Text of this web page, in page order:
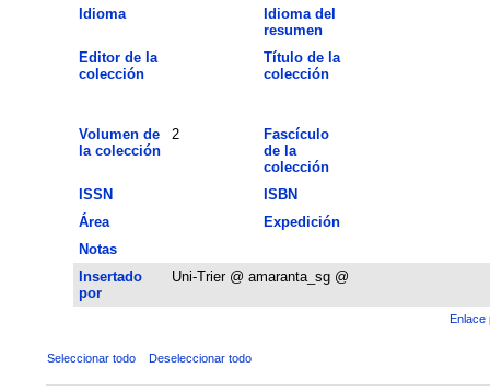
Idioma
Idioma del
resumen
Editor de la
colección
Título de la
colección
Volumen de
la colección
2
Fascículo
de la
colección
ISSN
ISBN
Área
Expedición
Notas
Insertado
por
Uni-Trier @ amaranta_sg @
Enlace
Seleccionar todo Deseleccionar todo